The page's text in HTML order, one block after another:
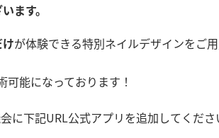
ます。
が体験できる特別ネイルデザインをご
能になっております！
に下記URL公式アプリを追加してくだ